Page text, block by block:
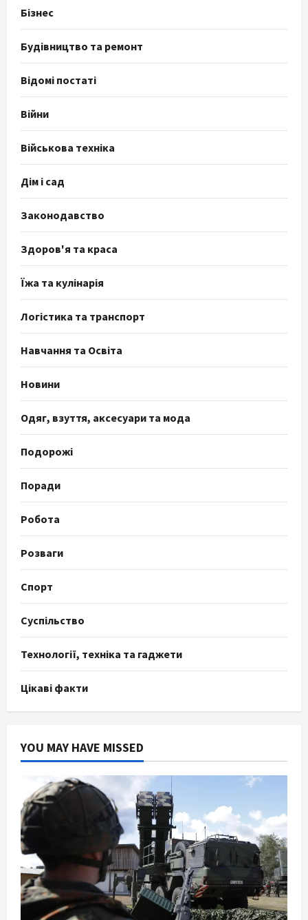
Бізнес
Будівництво та ремонт
Відомі постаті
Війни
Військова техніка
Дім і сад
Законодавство
Здоров'я та краса
Їжа та кулінарія
Логістика та транспорт
Навчання та Освіта
Новини
Одяг, взуття, аксесуари та мода
Подорожі
Поради
Робота
Розваги
Спорт
Суспільство
Технології, техніка та гаджети
Цікаві факти
YOU MAY HAVE MISSED